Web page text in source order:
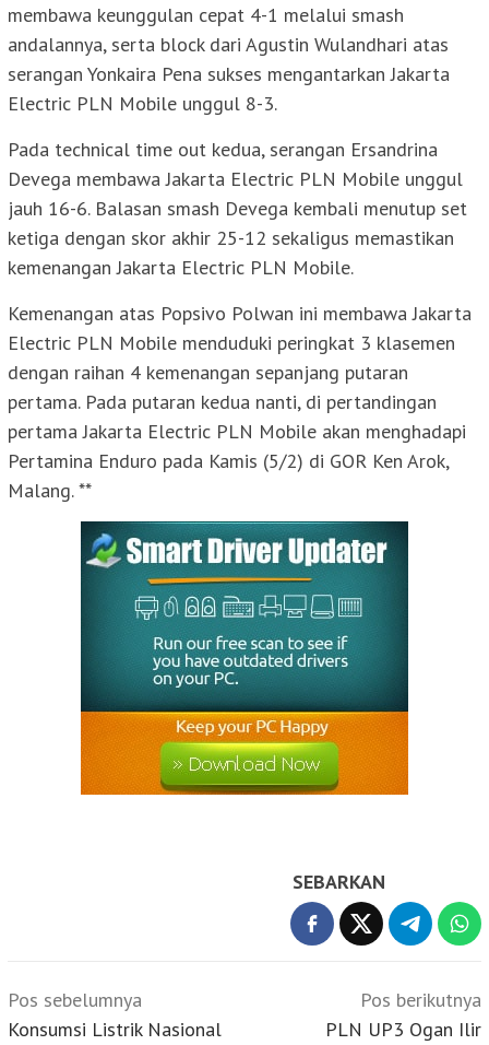
membawa keunggulan cepat 4-1 melalui smash
andalannya, serta block dari Agustin Wulandhari atas
serangan Yonkaira Pena sukses mengantarkan Jakarta
Electric PLN Mobile unggul 8-3.
Pada technical time out kedua, serangan Ersandrina
Devega membawa Jakarta Electric PLN Mobile unggul
jauh 16-6. Balasan smash Devega kembali menutup set
ketiga dengan skor akhir 25-12 sekaligus memastikan
kemenangan Jakarta Electric PLN Mobile.
Kemenangan atas Popsivo Polwan ini membawa Jakarta
Electric PLN Mobile menduduki peringkat 3 klasemen
dengan raihan 4 kemenangan sepanjang putaran
pertama. Pada putaran kedua nanti, di pertandingan
pertama Jakarta Electric PLN Mobile akan menghadapi
Pertamina Enduro pada Kamis (5/2) di GOR Ken Arok,
Malang. **
SEBARKAN
Navigasi
pos
Pos sebelumnya
Konsumsi Listrik Nasional
Pos berikutnya
PLN UP3 Ogan Ilir